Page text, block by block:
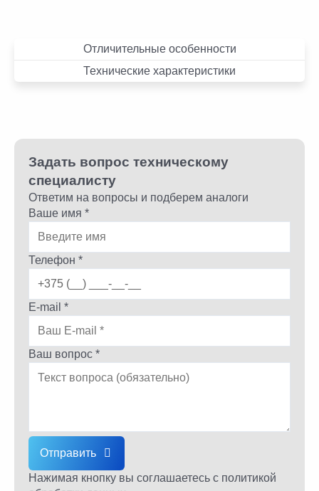
Отличительные особенности
Технические характеристики
Задать вопрос техническому
специалисту
Ответим на вопросы и подберем аналоги
Ваше имя *
Телефон *
E-mail *
Ваш вопрос *
Отправить
Нажимая кнопку вы соглашаетесь с политикой